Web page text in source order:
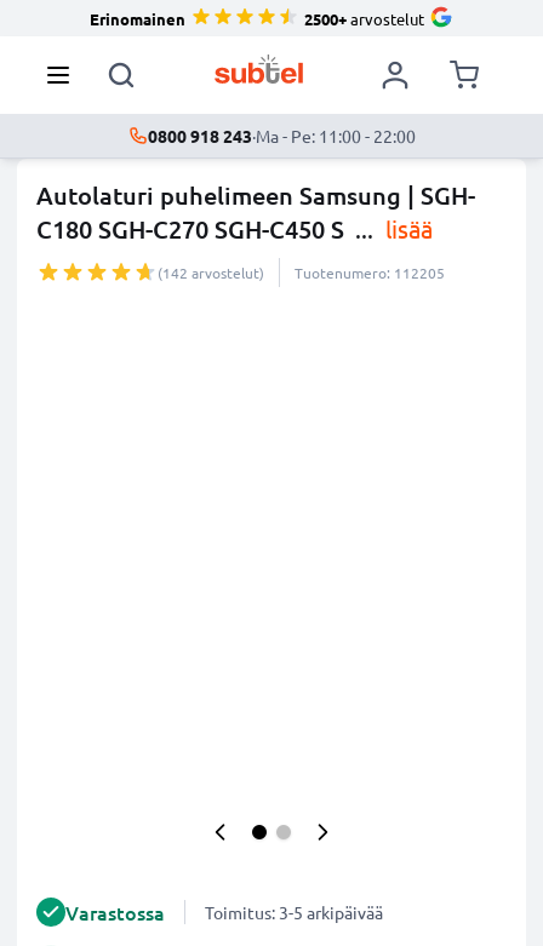
Erinomainen 2500+arvostelut
0800 918 243·Ma - Pe: 11:00 - 22:00
Autolaturi puhelimeen Samsung | SGH-
C180 SGH-C270 SGH-C450 S ... lisää
(142 arvostelut) Tuotenumero: 112205
Varastossa Toimitus: 3-5 arkipäivää